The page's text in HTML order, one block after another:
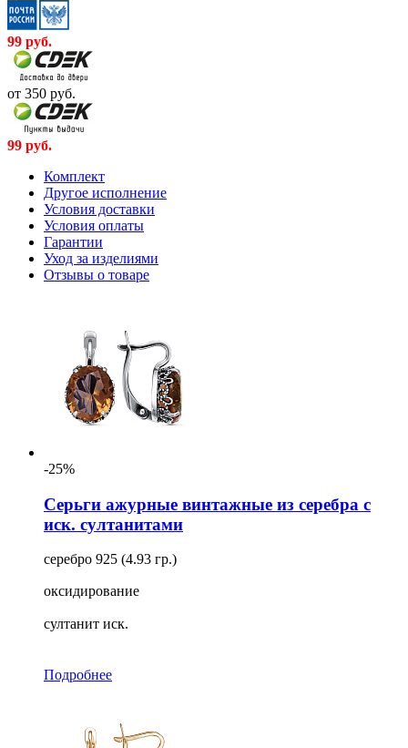
99 руб.
от 350 руб.
99 руб.
Комплект
Другое исполнение
Условия доставки
Условия оплаты
Гарантии
Уход за изделиями
Отзывы о товаре
-25%
Серьги ажурные винтажные из серебра с
иск. султанитами
серебро 925 (4.93 гр.)
оксидирование
султанит иск.
Подробнее